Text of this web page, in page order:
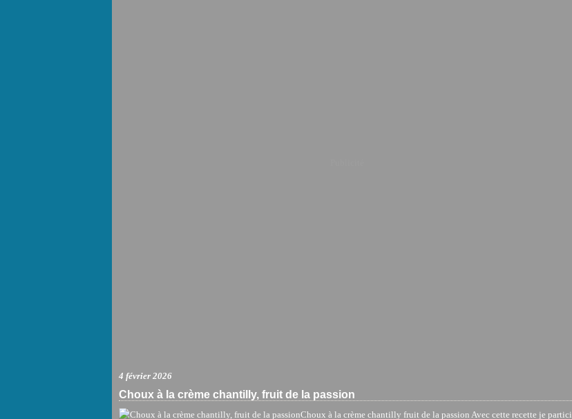
4 février 2026
Choux à la crème chantilly, fruit de la passion
Choux à la crème chantilly fruit de la passion Avec cette recette je partici